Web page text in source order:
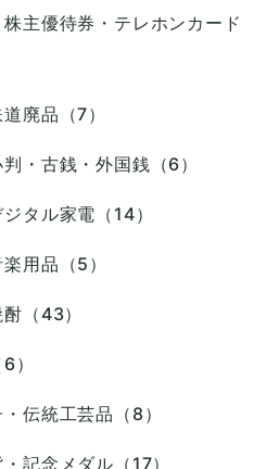
主優待券・テレホンカード
廃品（7）
・古銭・外国銭（6）
タル家電（14）
用品（5）
（43）
）
伝統工芸品（8）
記念メダル（17）